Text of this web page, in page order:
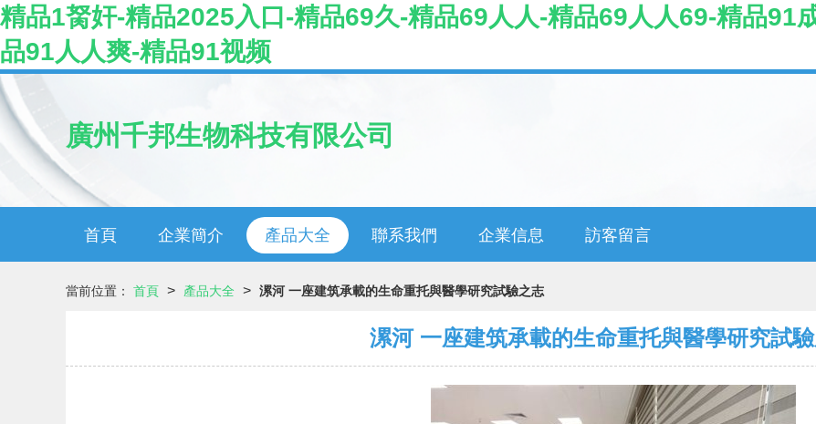
精品1胬奸-精品2025入口-精品69久-精品69人人-精品69人人69-精品91
品91人人爽-精品91视频
廣州千邦生物科技有限公司
首頁 企業簡介 產品大全 聯系我們 企業信息 訪客留言
當前位置： 首頁 > 產品大全 > 漯河 一座建筑承載的生命重托與醫學研究試驗之志
漯河 一座建筑承載的生命重托與醫學研究試